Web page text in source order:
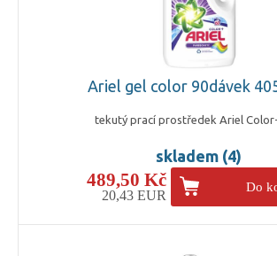
Ariel gel color 90dávek
tekutý prací prostředek Ariel
skladem (4)
489,50 Kč
20,43 EUR
Do